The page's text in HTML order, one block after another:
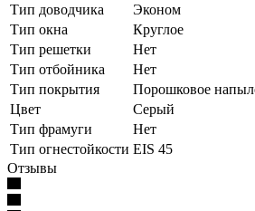
Тип доводчика
Эконом
Тип окна
Круглое
Тип решетки
Нет
Тип отбойника
Нет
Тип покрытия
Порошковое
Цвет
Серый
Тип фрамуги
Нет
Тип огнестойкости EIS 45
Отзывы